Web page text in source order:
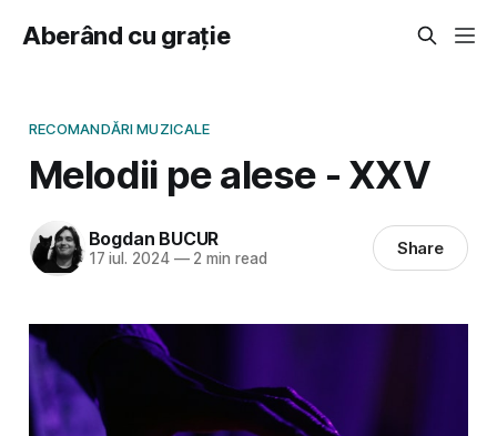
Aberând cu grație
RECOMANDĂRI MUZICALE
Melodii pe alese - XXV
Bogdan BUCUR
17 iul. 2024 —2 min read Share